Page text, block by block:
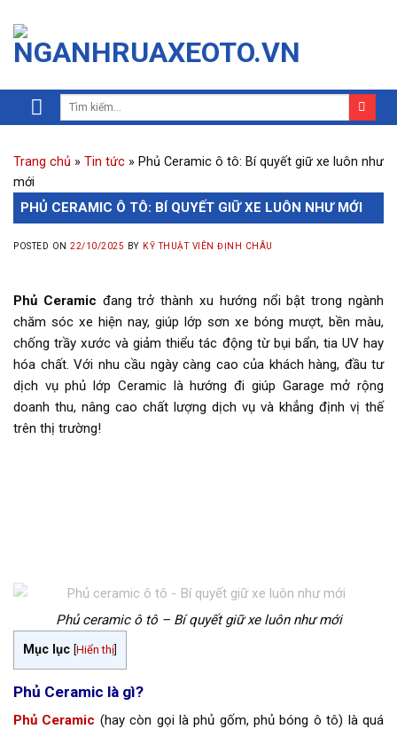
Trang chủ » Tin tức » Phủ Ceramic ô tô: Bí quyết giữ xe luôn như
mới
PHỦ CERAMIC Ô TÔ: BÍ QUYẾT GIỮ XE LUÔN NHƯ MỚI
POSTED ON22/10/2025 BY KỸ THUẬT VIÊN ĐỊNH CHÂU
Phủ Ceramic đang trở thành xu hướng nổi bật trong ngành
chăm sóc xe hiện nay, giúp lớp sơn xe bóng mượt, bền màu,
chống trầy xước và giảm thiểu tác động từ bụi bẩn, tia UV hay
hóa chất. Với nhu cầu ngày càng cao của khách hàng, đầu tư
dịch vụ phủ lớp Ceramic là hướng đi giúp Garage mở rộng
doanh thu, nâng cao chất lượng dịch vụ và khẳng định vị thế
trên thị trường!
Phủ ceramic ô tô – Bí quyết giữ xe luôn như mới
Mục lục Hiển thị
Phủ Ceramic là gì?
Phủ Ceramic (hay còn gọi là phủ gốm, phủ bóng ô tô) là quá